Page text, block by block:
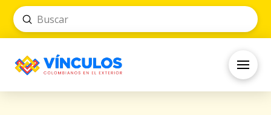
Search
Submit